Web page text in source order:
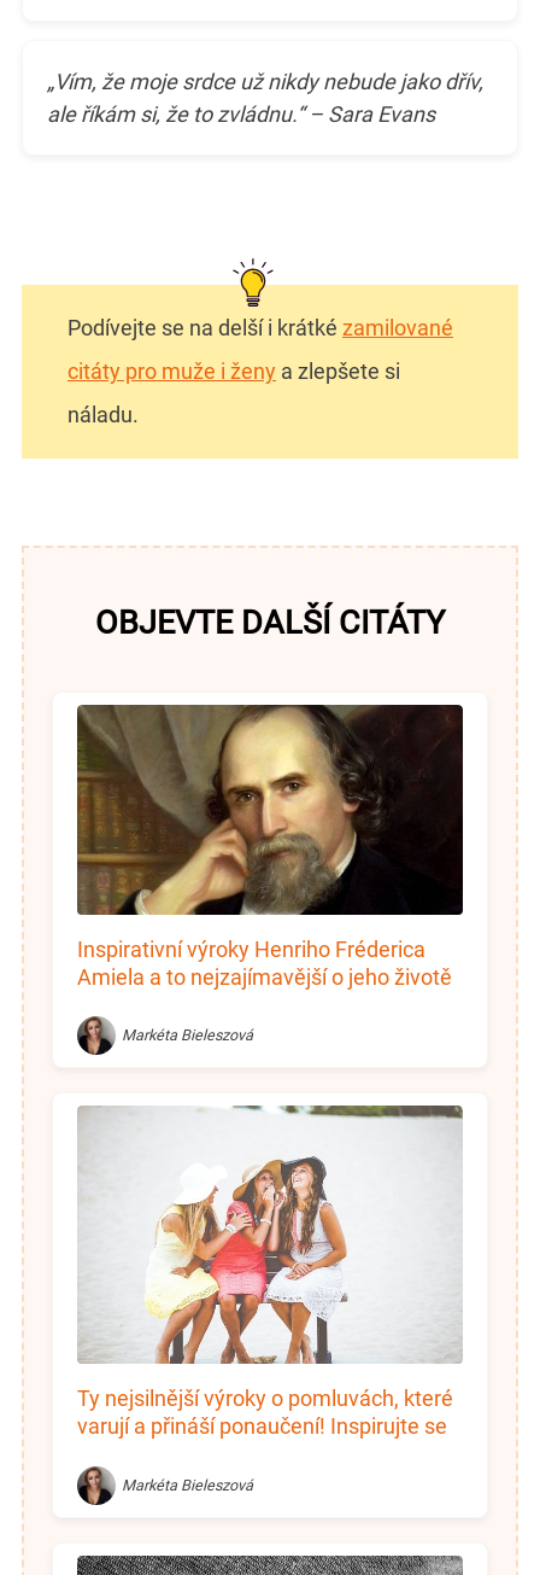
„Vím, že moje srdce už nikdy nebude jako dřív,
ale říkám si, že to zvládnu.“ – Sara Evans
Podívejte se na delší i krátké zamilované
citáty pro muže i ženy a zlepšete si
náladu.
OBJEVTE DALŠÍ CITÁTY
Inspirativní výroky Henriho Fréderica
Amiela a to nejzajímavější o jeho životě
Markéta Bieleszová
Ty nejsilnější výroky o pomluvách, které
varují a přináší ponaučení! Inspirujte se
Markéta Bieleszová